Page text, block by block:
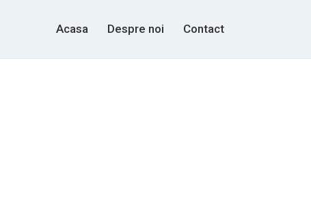
Acasa Despre noi Contact